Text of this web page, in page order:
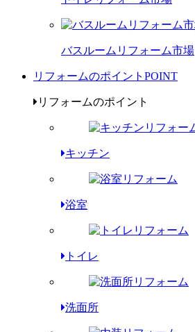
バスルームリフォーム市場
リフォームのポイント POINT
リフォームのポイント
キッチン
浴室
トイレ
洗面所